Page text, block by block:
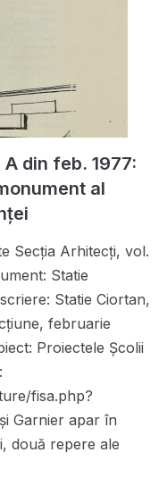
din feb. 1977:
al
Secţia Arhitecţi, vol.
Statie
Statie Ciortan,
februarie
Proiectele Școlii
fisa.php?
Garnier apar în
două repere ale